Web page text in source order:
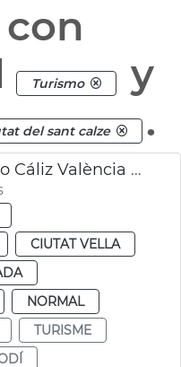
Turismo
y
del sant calze .
Centro recepción Santo Cáliz València supera expectativas visitantes
CIUTAT VELLA
NORMAL
TURISME